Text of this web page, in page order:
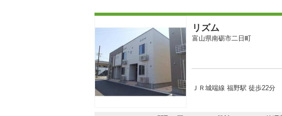
リズム
富山県南砺市二日町
ＪＲ城端線 福野駅 徒歩22分